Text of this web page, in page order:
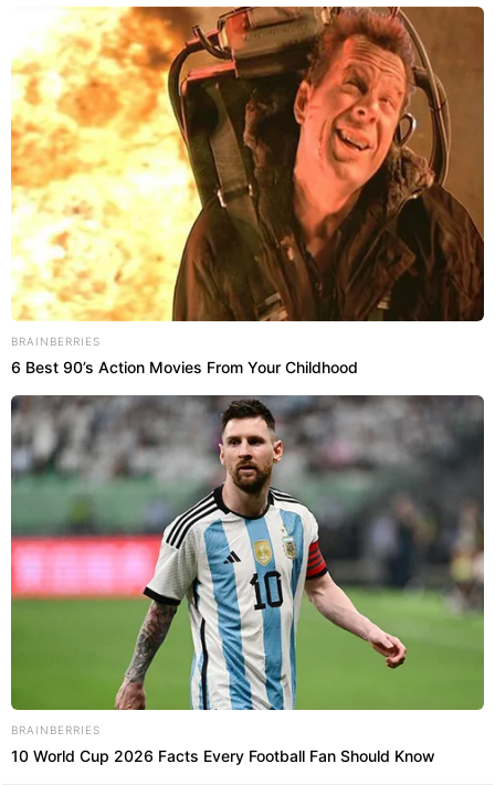
BRAINBERRIES
6 Best 90’s Action Movies From Your Childhood
BRAINBERRIES
10 World Cup 2026 Facts Every Football Fan Should Know